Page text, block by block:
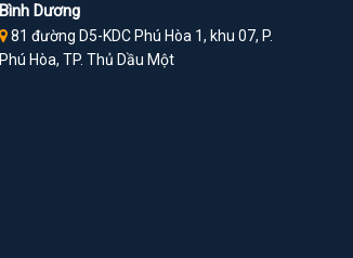
Bình Dương
81 đường D5-KDC Phú Hòa 1, khu 07, P.
Phú Hòa, TP. Thủ Dầu Một